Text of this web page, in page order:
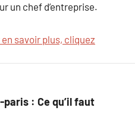
un chef d’entreprise.
en savoir plus, cliquez
: Ce qu’il faut